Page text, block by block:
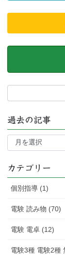
過去の記事
過
記
カテゴリー
個別指導 (1)
電験 読み物 (70)
電験 電卓 (12)
電験3種 電験2種